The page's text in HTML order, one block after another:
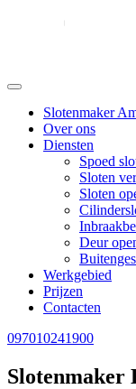
Slotenmaker
Over ons
Diensten
Spoed
Sloten
Sloten
Deur
Werkgebied
Prijzen
Contacten
097010241900
Slotenmaker